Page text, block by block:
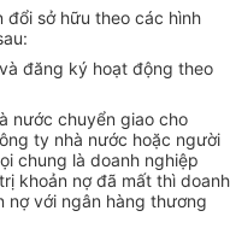
sở hữu theo các hình
đăng ký hoạt động theo
nước chuyển giao cho
ty nhà nước hoặc người
chung là doanh nghiệp
khoản nợ đã mất thì doanh
nợ với ngân hàng thương